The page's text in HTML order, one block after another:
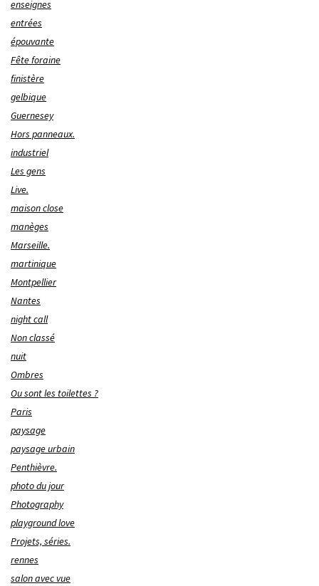
enseignes
entrées
épouvante
Fête foraine
finistère
gelbique
Guernesey
Hors panneaux.
industriel
Les gens
Live.
maison close
manèges
Marseille.
martinique
Montpellier
Nantes
night call
Non classé
nuit
Ombres
Ou sont les toilettes ?
Paris
paysage
paysage urbain
Penthièvre.
photo du jour
Photography
playground love
Projets, séries.
rennes
salon avec vue